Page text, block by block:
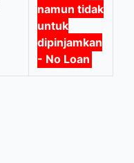
namun tidak
untuk
dipinjamkan
- No Loan